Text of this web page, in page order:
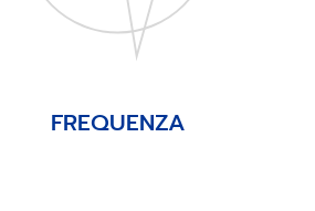
FREQUENZA